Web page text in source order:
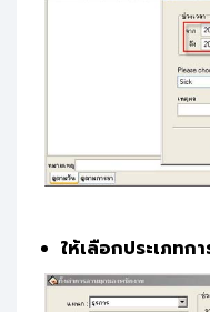
ให้เลือกประเภท